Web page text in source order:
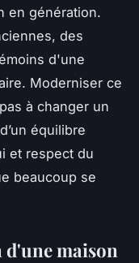
en génération.
des
d'une
Moderniser ce
à changer un
équilibre
et respect du
beaucoup se
maison